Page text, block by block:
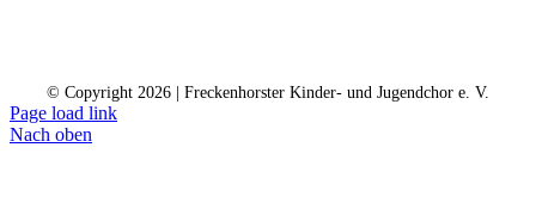
© Copyright 2026 | Freckenhorster Kinder- und Jugendchor e. V.
Page load link
Nach oben